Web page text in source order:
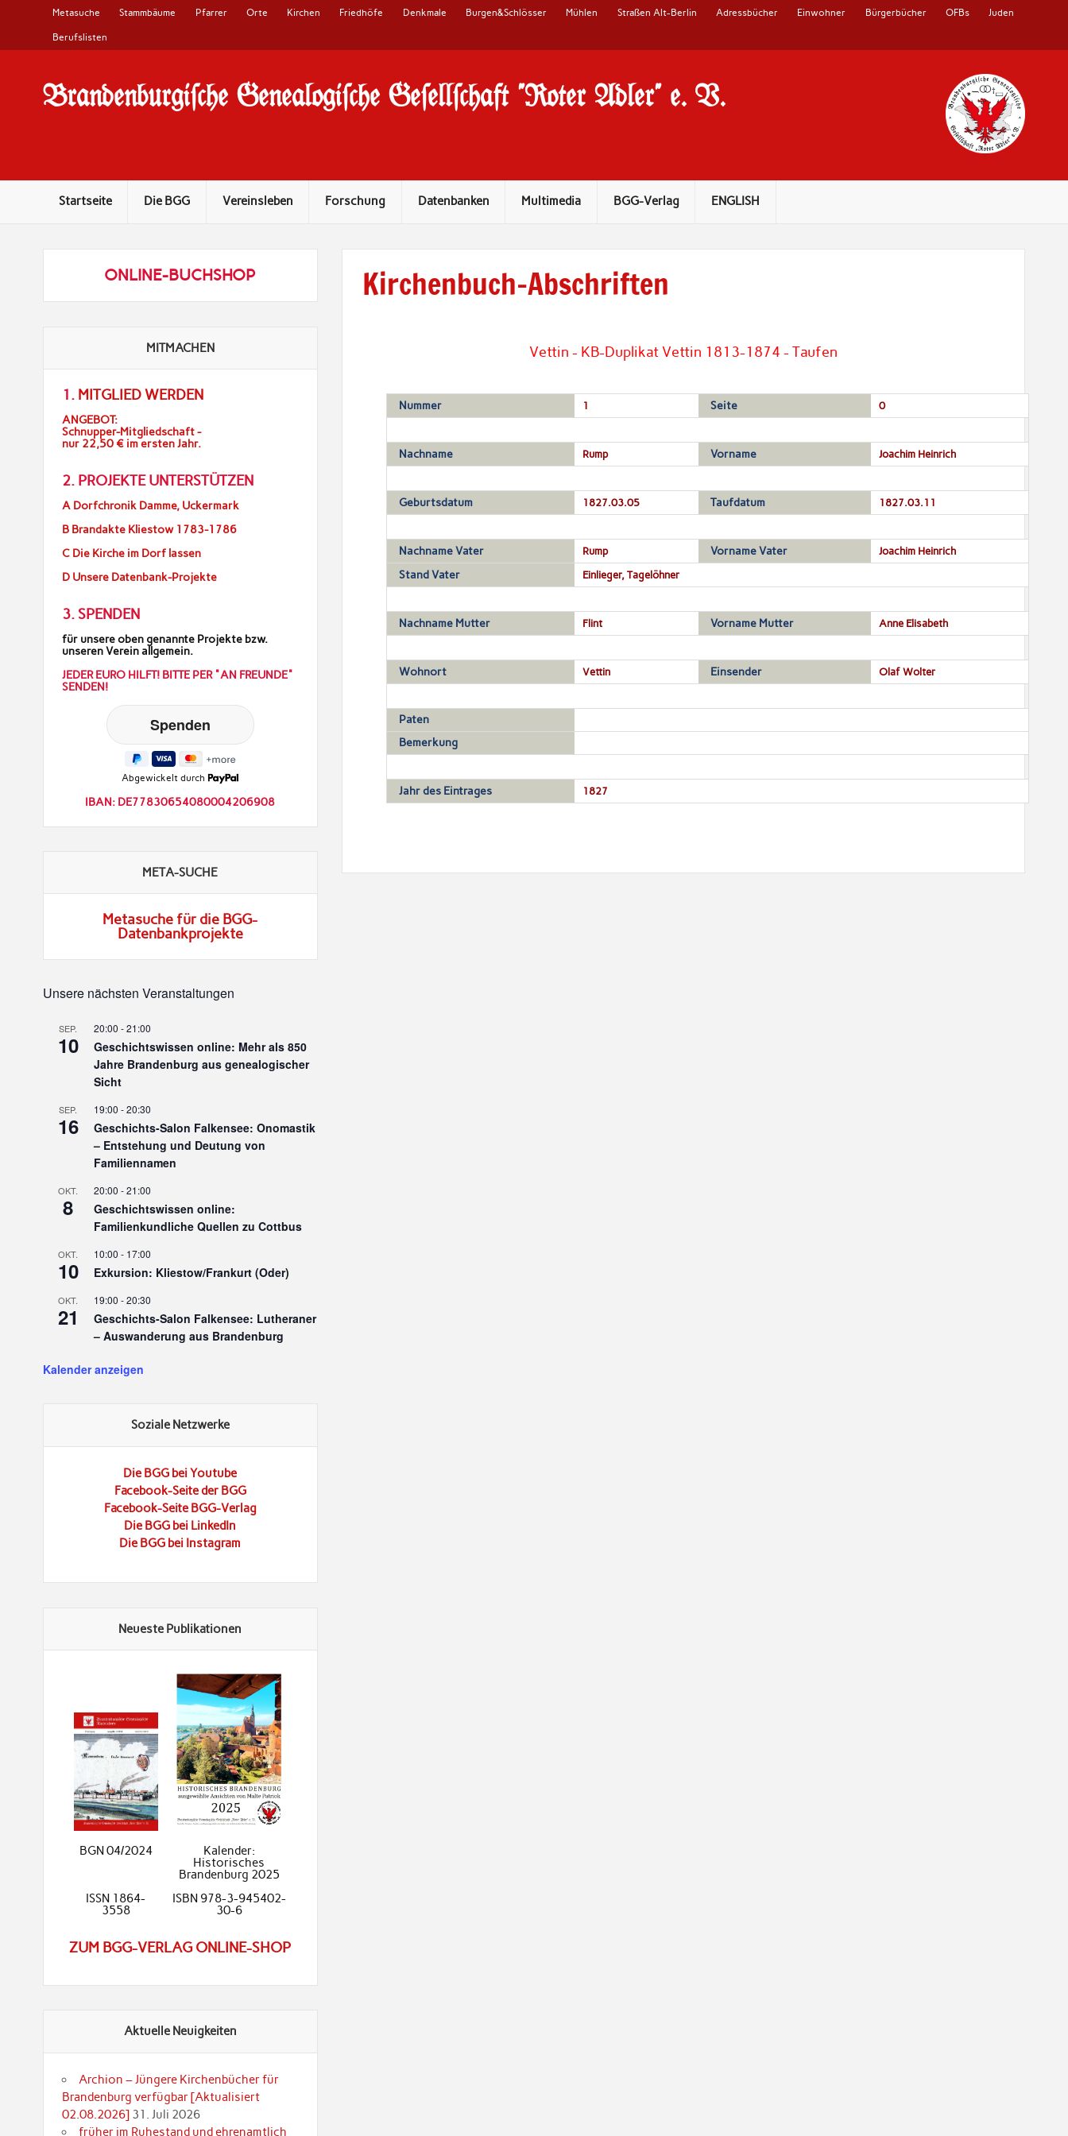
Metasuche Stammbäume Pfarrer Orte Kirchen Friedhöfe Denkmale Burgen&Schlösser Mühlen Straßen Alt-Berlin Adressbücher Einwohner Bürgerbücher OFBs Juden
Berufslisten
Brandenburgi#che Genealogi#che Ge#ell#chaft "Roter Adler" e. V.
Startseite Die BGG Vereinsleben Forschung Datenbanken Multimedia BGG-Verlag ENGLISH
Kirchenbuch-Abschriften
Vettin - KB-Duplikat Vettin 1813-1874 - Taufen
Nummer 1 Seite 0
Nachname Rump Vorname Joachim Heinrich
Geburtsdatum 1827.03.05 Taufdatum 1827.03.11
Nachname Vater Rump Vorname Vater Joachim Heinrich
Stand Vater Einlieger, Tagelöhner
Nachname Mutter Flint Vorname Mutter Anne Elisabeth
Wohnort Vettin Einsender Olaf Wolter
Paten
Bemerkung
Jahr des Eintrages 1827
ONLINE-BUCHSHOP
MITMACHEN
1. MITGLIED WERDEN
ANGEBOT:
Schnupper-Mitgliedschaft -
nur 22,50 € im ersten Jahr.
2. PROJEKTE UNTERSTÜTZEN
A Dorfchronik Damme, Uckermark
B Brandakte Kliestow 1783-1786
C Die Kirche im Dorf lassen
D Unsere Datenbank-Projekte
3. SPENDEN
für unsere oben genannte Projekte bzw.
unseren Verein allgemein.
JEDER EURO HILFT! BITTE PER "AN FREUNDE"
SENDEN!
Abgewickelt durch
IBAN: DE77830654080004206908
META-SUCHE
Metasuche für die BGG-
Datenbankprojekte
Unsere nächsten Veranstaltungen
SEP.
10
20:00 -21:00
Geschichtswissen online: Mehr als 850
Jahre Brandenburg aus genealogischer
Sicht
SEP.
16
19:00 -20:30
Geschichts-Salon Falkensee: Onomastik
– Entstehung und Deutung von
Familiennamen
OKT.
8
20:00 -21:00
Geschichtswissen online:
Familienkundliche Quellen zu Cottbus
OKT.
10
10:00 - 17:00
Exkursion: Kliestow/Frankurt (Oder)
OKT.
21
19:00 -20:30
Geschichts-Salon Falkensee: Lutheraner
– Auswanderung aus Brandenburg
Kalender anzeigen
Soziale Netzwerke
Die BGG bei Youtube
Facebook-Seite der BGG
Facebook-Seite BGG-Verlag
Die BGG bei LinkedIn
Die BGG bei Instagram
Neueste Publikationen
BGN 04/2024
Kalender:
Historisches
Brandenburg 2025
ISSN 1864-
3558
ISBN 978-3-945402-
30-6
ZUM BGG-VERLAG ONLINE-SHOP
Aktuelle Neuigkeiten
Archion – Jüngere Kirchenbücher für
Brandenburg verfügbar [Aktualisiert
02.08.2026] 31. Juli 2026
früher im Ruhestand und ehrenamtlich